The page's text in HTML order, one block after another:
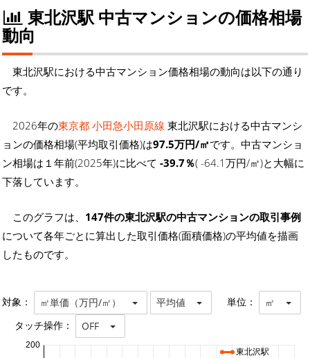
東北沢駅 中古マンションの価格相場
動向
東北沢駅における中古マンション価格相場の動向は以下の通り
です。
2026年の東京都 小田急小田原線 東北沢駅における中古マンシ
ョンの価格相場(平均取引価格)は97.5万円/㎡です。中古マンショ
ン相場は１年前(2025年)に比べて -39.7％( -64.1万円/㎡)と大幅に
下落しています。
このグラフは、 147件の東北沢駅の中古マンションの取引事例
について各年ごとに算出した取引価格(面積価格)の平均値を描画
したものです。
対象： ㎡単価（万円/㎡） 平均値 単位： ㎡
タッチ操作： OFF
200
東北沢駅